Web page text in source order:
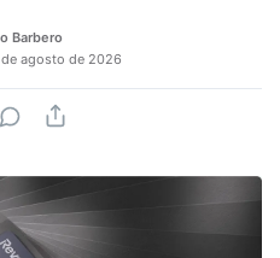
Barbero
agosto de 2026